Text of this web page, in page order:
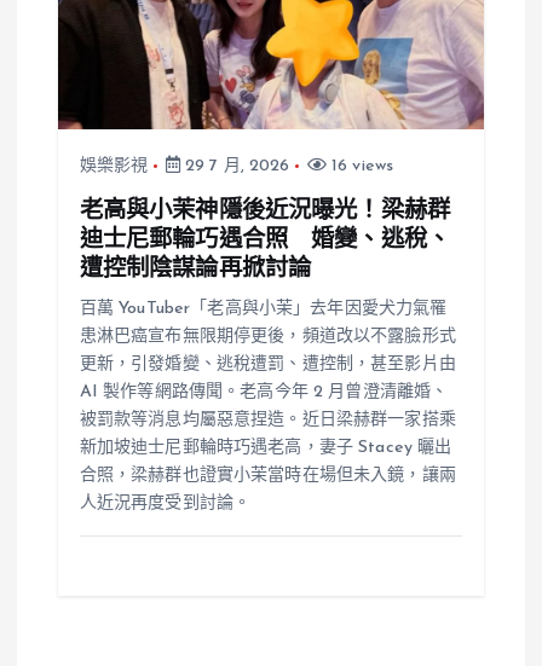
娛樂影視 29 7 月, 2026 16 views
老高與小茉神隱後近況曝光！梁赫群
迪士尼郵輪巧遇合照 婚變、逃稅、
遭控制陰謀論再掀討論
百萬 YouTuber「老高與小茉」去年因愛犬力氣罹
患淋巴癌宣布無限期停更後，頻道改以不露臉形式
更新，引發婚變、逃稅遭罰、遭控制，甚至影片由
AI 製作等網路傳聞。老高今年 2 月曾澄清離婚、
被罰款等消息均屬惡意捏造。近日梁赫群一家搭乘
新加坡迪士尼郵輪時巧遇老高，妻子 Stacey 曬出
合照，梁赫群也證實小茉當時在場但未入鏡，讓兩
人近況再度受到討論。